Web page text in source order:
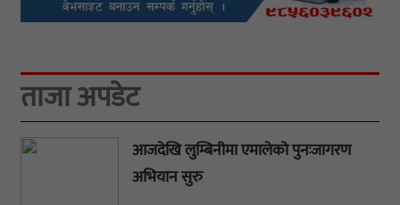
ताजा अपडेट
आजदेखि लुम्बिनीमा एमालेको पुनःजागरण
अभियान सुरु